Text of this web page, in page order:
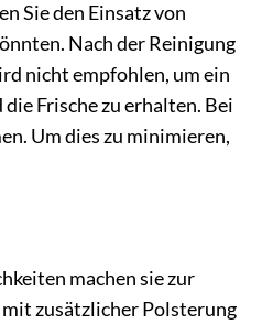
Sie den Einsatz von
Nach der Reinigung
nicht empfohlen, um ein
Frische zu erhalten. Bei
Um dies zu minimieren,
machen sie zur
mit zusätzlicher Polsterung